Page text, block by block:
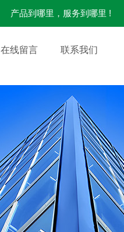
产品到哪里，服务到哪里 !
在线留言 联系我们